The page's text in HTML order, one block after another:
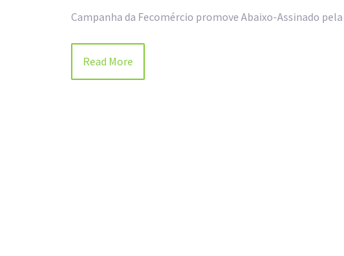
Campanha da Fecomércio promove Abaixo-Assinado
Read More